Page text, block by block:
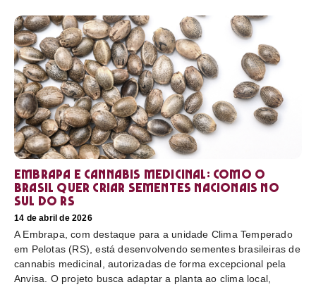
Embrapa e cannabis medicinal: como o
Brasil quer criar sementes nacionais no
sul do RS
14 de abril de 2026
A Embrapa, com destaque para a unidade Clima Temperado
em Pelotas (RS), está desenvolvendo sementes brasileiras de
cannabis medicinal, autorizadas de forma excepcional pela
Anvisa. O projeto busca adaptar a planta ao clima local,